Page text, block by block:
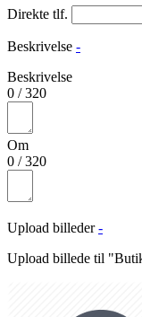
Direkte tlf.
Beskrivelse -
Beskrivelse
0 /320
Om
0 /320
Upload billeder -
Upload billede til